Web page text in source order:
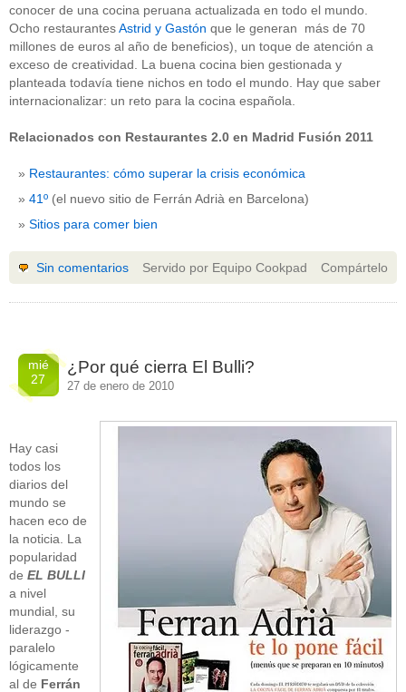
conocer de una cocina peruana actualizada en todo el mundo.
Ocho restaurantesAstrid y Gastón que le generan más de 70
millones de euros al año de beneficios), un toque de atención a
exceso de creatividad. La buena cocina bien gestionada y
planteada todavía tiene nichos en todo el mundo. Hay que saber
internacionalizar: un reto para la cocina española.
Relacionados con Restaurantes 2.0 en Madrid Fusión 2011
Restaurantes: cómo superar la crisis económica
41º (el nuevo sitio de Ferrán Adrià en Barcelona)
Sitios para comer bien
Servido por Equipo Cookpad
Sin comentarios Compártelo
mié
27
¿Por qué cierra El Bulli?
27 de enero de 2010
Hay casi
todos los
diarios del
mundo se
hacen eco de
la noticia. La
popularidad
de EL BULLI
a nivel
mundial, su
liderazgo -
paralelo
lógicamente
al de Ferrán